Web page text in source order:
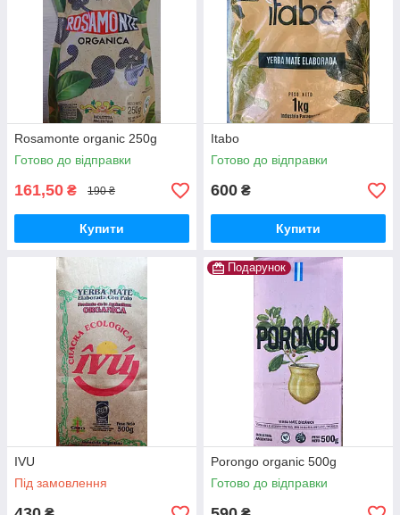
Rosamonte organic 250g
Готово до відправки
161,50 ₴ 190 ₴
Купити
Itabo
Готово до відправки
600 ₴
Купити
IVU
Під замовлення
Подарунок
Porongo organic 500g
Готово до відправки